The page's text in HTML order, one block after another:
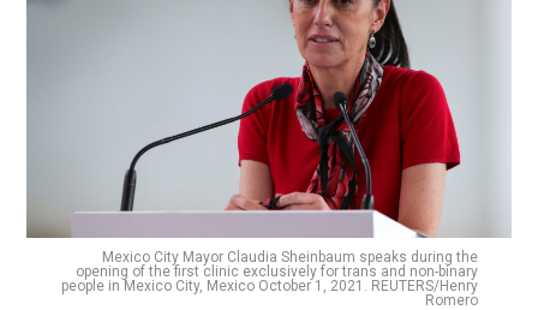
Mexico City Mayor Claudia Sheinbaum speaks during the
opening of the first clinic exclusively for trans and non-binary
people in Mexico City, Mexico October 1, 2021. REUTERS/Henry
Romero